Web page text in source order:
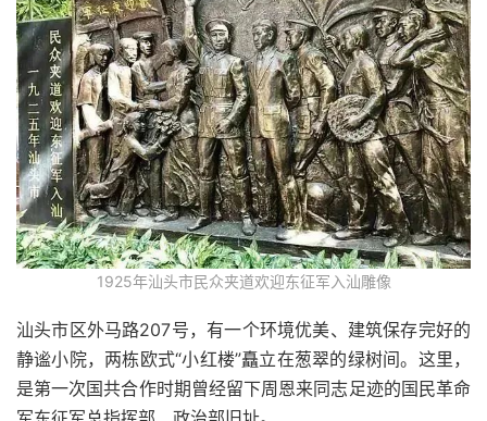
1925年汕头市民众夹道欢迎东征军入汕雕像
汕头市区外马路207号，有一个环境优美、建筑保存完好的
静谧小院，两栋欧式“小红楼”矗立在葱翠的绿树间。这里，
是第一次国共合作时期曾经留下周恩来同志足迹的国民革命